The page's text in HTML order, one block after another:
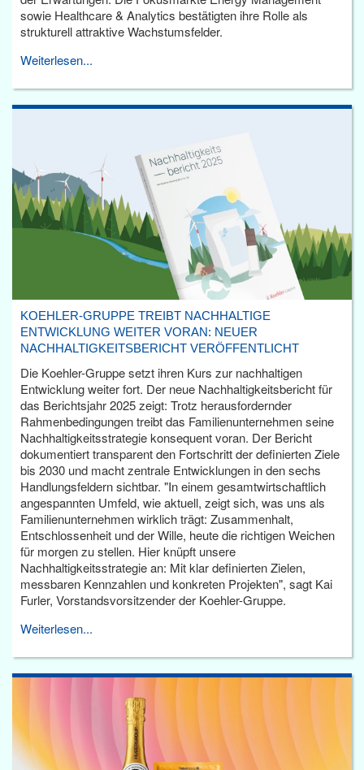
sowie Healthcare & Analytics bestätigten ihre Rolle als
strukturell attraktive Wachstumsfelder.
Weiterlesen...
KOEHLER-GRUPPE TREIBT NACHHALTIGE
ENTWICKLUNG WEITER VORAN: NEUER
NACHHALTIGKEITSBERICHT VERÖFFENTLICHT
Die Koehler-Gruppe setzt ihren Kurs zur nachhaltigen
Entwicklung weiter fort. Der neue Nachhaltigkeitsbericht für
das Berichtsjahr 2025 zeigt: Trotz herausfordernder
Rahmenbedingungen treibt das Familienunternehmen seine
Nachhaltigkeitsstrategie konsequent voran. Der Bericht
dokumentiert transparent den Fortschritt der definierten Ziele
bis 2030 und macht zentrale Entwicklungen in den sechs
Handlungsfeldern sichtbar. "In einem gesamtwirtschaftlich
angespannten Umfeld, wie aktuell, zeigt sich, was uns als
Familienunternehmen wirklich trägt: Zusammenhalt,
Entschlossenheit und der Wille, heute die richtigen Weichen
für morgen zu stellen. Hier knüpft unsere
Nachhaltigkeitsstrategie an: Mit klar definierten Zielen,
messbaren Kennzahlen und konkreten Projekten", sagt Kai
Furler, Vorstandsvorsitzender der Koehler-Gruppe.
Weiterlesen...